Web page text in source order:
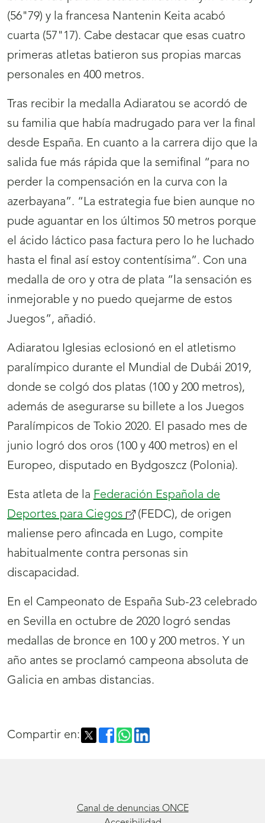
(56"79) y la francesa Nantenin Keita acabó
cuarta (57"17). Cabe destacar que esas cuatro
primeras atletas batieron sus propias marcas
personales en 400 metros.
Tras recibir la medalla Adiaratou se acordó de
su familia que había madrugado para ver la final
desde España. En cuanto a la carrera dijo que la
salida fue más rápida que la semifinal “para no
perder la compensación en la curva con la
azerbayana”. “La estrategia fue bien aunque no
pude aguantar en los últimos 50 metros porque
el ácido láctico pasa factura pero lo he luchado
hasta el final así estoy contentísima”. Con una
medalla de oro y otra de plata “la sensación es
inmejorable y no puedo quejarme de estos
Juegos”, añadió.
Adiaratou Iglesias eclosionó en el atletismo
paralímpico durante el Mundial de Dubái 2019,
donde se colgó dos platas (100 y 200 metros),
además de asegurarse su billete a los Juegos
Paralímpicos de Tokio 2020. El pasado mes de
junio logró dos oros (100 y 400 metros) en el
Europeo, disputado en Bydgoszcz (Polonia).
Esta atleta de la Federación Española de
Deportes para Ciegos (se
abrirá
nueva
(FEDC), de origen
maliense pero afincada en Lugo, compite
habitualmente contra personas sin
discapacidad.
En el Campeonato de España Sub-23 celebrado
en Sevilla en octubre de 2020 logró sendas
medallas de bronce en 100 y 200 metros. Y un
año antes se proclamó campeona absoluta de
Galicia en ambas distancias.
Compartir en:
Canal de denuncias ONCE